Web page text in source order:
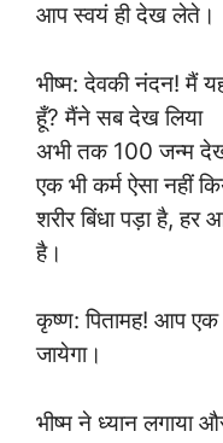
आप स्वयं ही देख लेते।
भीष्म: देवकी नंदन! मैं
हूँ? मैंने सब देख लिया
अभी तक 100 जन्म
एक भी कर्म ऐसा नहीं
शरीर बिंधा पड़ा है,
है।
कृष्ण: पितामह! आप
जायेगा।
भीष्म ने ध्यान लगाया